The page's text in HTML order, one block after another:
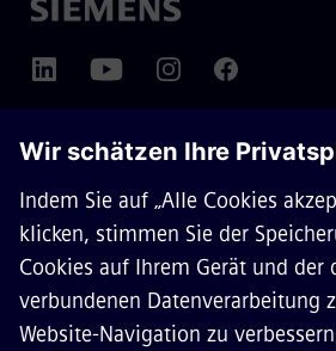
ÜBER SIEMENS MOBILITY
KONTAKT